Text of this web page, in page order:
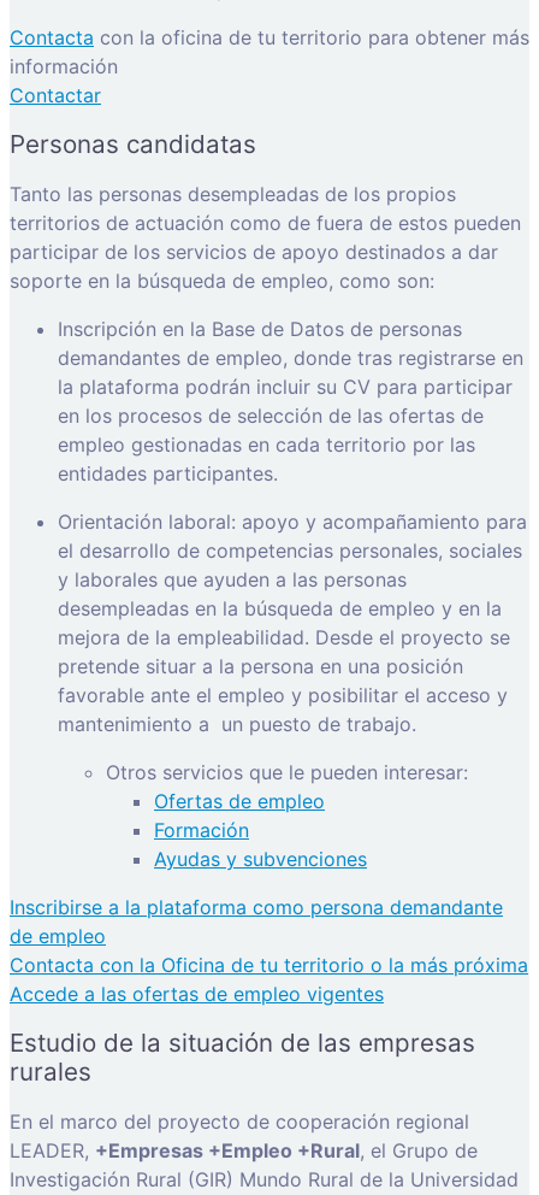
Contacta con la oficina de tu territorio para obtener más
información
Contactar
Personas candidatas
Tanto las personas desempleadas de los propios
territorios de actuación como de fuera de estos pueden
participar de los servicios de apoyo destinados a dar
soporte en la búsqueda de empleo, como son:
Inscripción en la Base de Datos de personas
demandantes de empleo, donde tras registrarse en
la plataforma podrán incluir su CV para participar
en los procesos de selección de las ofertas de
empleo gestionadas en cada territorio por las
entidades participantes.
Orientación laboral: apoyo y acompañamiento para
el desarrollo de competencias personales, sociales
y laborales que ayuden a las personas
desempleadas en la búsqueda de empleo y en la
mejora de la empleabilidad. Desde el proyecto se
pretende situar a la persona en una posición
favorable ante el empleo y posibilitar el acceso y
mantenimiento a un puesto de trabajo.
Otros servicios que le pueden interesar:
Ofertas de empleo
Formación
Ayudas y subvenciones
Inscribirse a la plataforma como persona demandante
de empleo
Contacta con la Oficina de tu territorio o la más próxima
Accede a las ofertas de empleo vigentes
Estudio de la situación de las empresas
rurales
En el marco del proyecto de cooperación regional
LEADER, +Empresas +Empleo +Rural, el Grupo de
Investigación Rural (GIR) Mundo Rural de la Universidad